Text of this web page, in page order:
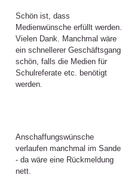
Schön ist, dass
Medienwünsche erfüllt werden.
Vielen Dank. Manchmal wäre
ein schnellerer Geschäftsgang
schön, falls die Medien für
Schulreferate etc. benötigt
werden.
Anschaffungswünsche
verlaufen manchmal im Sande
- da wäre eine Rückmeldung
nett.